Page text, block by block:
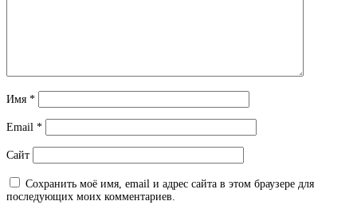
Имя *
Email *
Сайт
Сохранить моё имя, email и адрес сайта в этом браузере для
последующих моих комментариев.